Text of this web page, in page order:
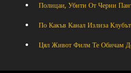
Полицаи, Убити От Черни
По Какъв Канал Излиза
Цял Живот Филм Те Обичам